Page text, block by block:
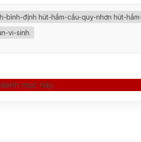
bình-định hút-hầm-cầu-quy-nhơn hút-
vi-sinh
mục này.